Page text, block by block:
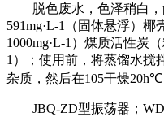
脱色废水，色泽稍白，
591mg·L-1（固体悬浮）
1000mg·L-1）煤质活性炭
1）；使用前，将蒸馏水搅
杂质，然后在105干燥20h℃
JBQ-ZD型振荡器；WD-